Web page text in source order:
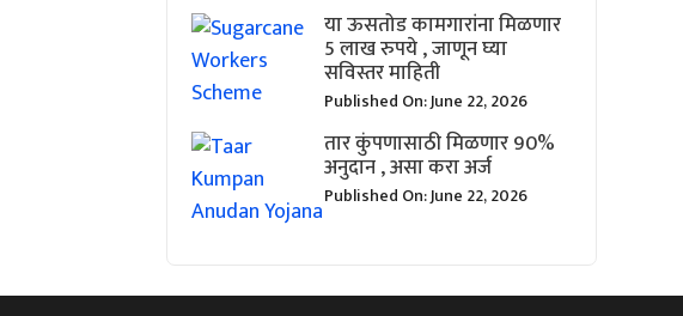
या ऊसतोड कामगारांना मिळणार
5 लाख रुपये , जाणून घ्या
सविस्तर माहिती
Published On: June 22, 2026
तार कुंपणासाठी मिळणार 90%
अनुदान , असा करा अर्ज
Published On: June 22, 2026